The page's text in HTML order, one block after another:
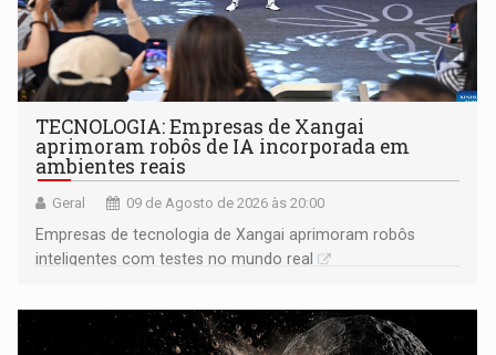
TECNOLOGIA: Empresas de Xangai
aprimoram robôs de IA incorporada em
ambientes reais
Geral 09 de Agosto de 2026 às 20:00
Empresas de tecnologia de Xangai aprimoram robôs
inteligentes com testes no mundo real